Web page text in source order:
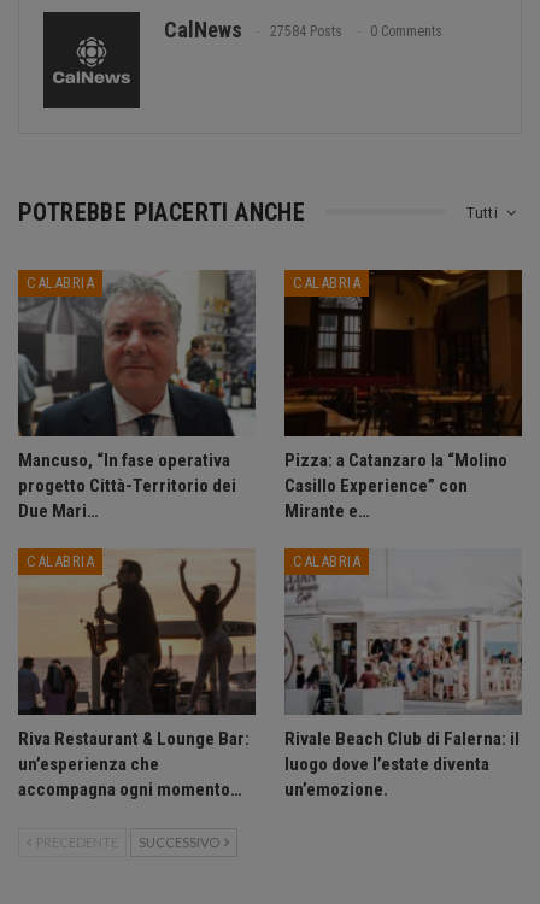
CalNews 27584 Posts 0 Comments
Tutti
POTREBBE PIACERTI ANCHE
CALABRIA
Mancuso, “In fase operativa
progetto Città-Territorio dei
Due Mari…
CALABRIA
Pizza: a Catanzaro la “Molino
Casillo Experience” con
Mirante e…
CALABRIA
Riva Restaurant & Lounge Bar:
un’esperienza che
accompagna ogni momento…
CALABRIA
Rivale Beach Club di Falerna: il
luogo dove l’estate diventa
un’emozione.
PRECEDENTE SUCCESSIVO